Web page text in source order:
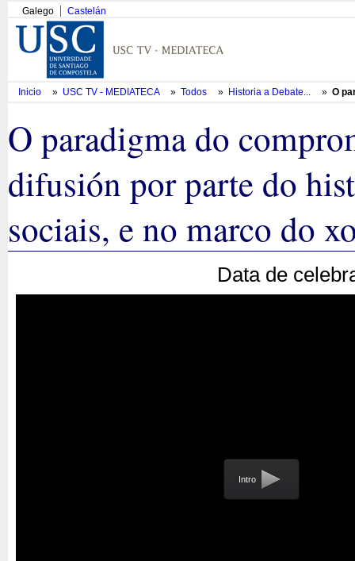
Galego Castelán
Inicio » USC TV - MEDIATECA » Todos » Historia a Debate... » O
O paradigma do
difusión por parte do
sociais, e no marco do
Data de
Intro